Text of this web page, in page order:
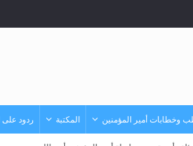
وخطابات أمير المؤمنين المكتبة ردود على